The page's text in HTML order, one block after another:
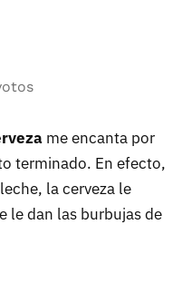
me encanta por
terminado. En efecto,
la cerveza le
le dan las burbujas de